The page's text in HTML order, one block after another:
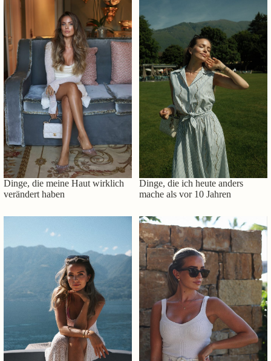
Dinge, die meine Haut wirklich
verändert haben
Dinge, die ich heute anders
mache als vor 10 Jahren